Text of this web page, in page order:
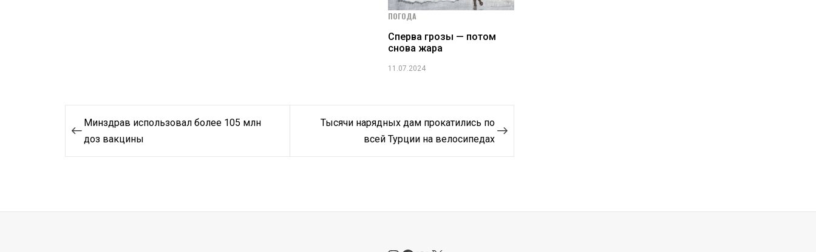
ПОГОДА
Сперва грозы — потом
снова жара
11.07.2024
Навигация
Минздрав использовал более 105 млн
доз вакцины
Тысячи нарядных дам прокатились по
всей Турции на велосипедах